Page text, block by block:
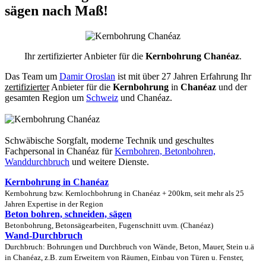
sägen nach Maß!
Ihr zertifizierter Anbieter für die Kernbohrung Chanéaz.
Das Team um Damir Oroslan ist mit über 27 Jahren Erfahrung Ihr
zertifizierterAnbieter für die Kernbohrung in Chanéaz und der
gesamten Region um Schweiz und Chanéaz.
Schwäbische Sorgfalt, moderne Technik und geschultes
Fachpersonal in Chanéaz fürKernbohren, Betonbohren,
Wanddurchbruch und weitere Dienste.
Kernbohrung in Chanéaz
Kernbohrung bzw. Kernlochbohrung in Chanéaz + 200km, seit mehr als 25
Jahren Expertise in der Region
Beton bohren, schneiden, sägen
Betonbohrung, Betonsägearbeiten, Fugenschnitt uvm. (Chanéaz)
Wand-Durchbruch
Durchbruch: Bohrungen und Durchbruch von Wände, Beton, Mauer, Stein u.ä
in Chanéaz, z.B. zum Erweitern von Räumen, Einbau von Türen u. Fenster,